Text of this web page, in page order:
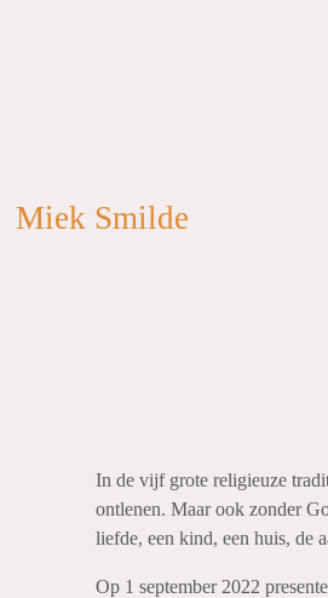
Miek Smilde
In de vijf grote religieuze
ontlenen. Maar ook zonder
liefde, een kind, een huis, de
Op 1 september 2022